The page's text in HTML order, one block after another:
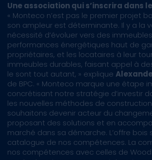
Une association qui s’inscrira dans
« Monteco n’est pas le premier projet
son ampleur est déterminante. Il y a la
nécessité d’évoluer vers des
performances énergétiques haut de
propriétaires, et les locataires à leur
immeubles durables, faisant appel à
le sont tout autant, » explique
de BPC. « Monteco marque une étape
concrétisant notre stratégie d’investir
les nouvelles méthodes de
souhaitons devenir acteur du
proposant des solutions et en
marché dans sa démarche. L’offre bois
catalogue de nos compétences. La
nos compétences avec celles de